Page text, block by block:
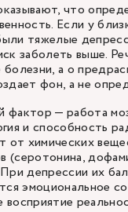
что
Если у
тяжелые
заболеть выше.
а о
фон, а не
фактор — работа
и способность
от химических
(серотонина,
депрессии их
эмоциональное